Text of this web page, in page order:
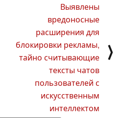
Выявлены
вредоносные
расширения для
блокировки рекламы,
тайно считывающие
тексты чатов
пользователей с
искусственным
интеллектом
⟩